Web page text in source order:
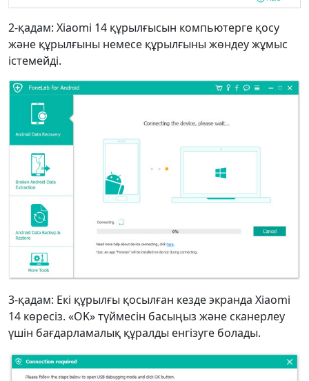
2-қадам: Xiaomi 14 құрылғысын компьютерге қосу
және құрылғыны немесе құрылғыны жөндеу жұмыс
істемейді.
3-қадам: Екі құрылғы қосылған кезде экранда Xiaomi
14 көресіз. «OK» түймесін басыңыз және сканерлеу
үшін бағдарламалық құралды енгізуге болады.